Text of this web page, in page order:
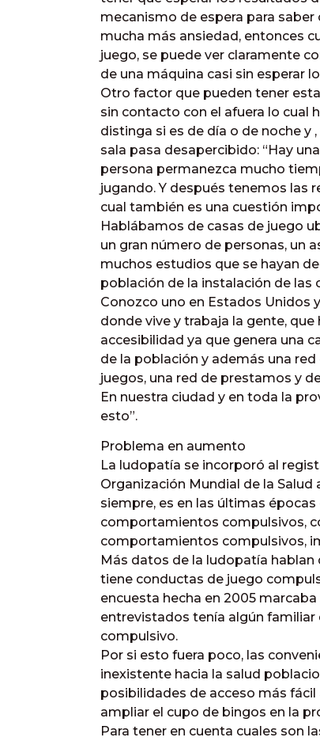
mecanismo de espera para
mucha más ansiedad, entonces
juego, se puede ver claramente
de una máquina casi sin esperar
Otro factor que pueden tener
sin contacto con el afuera lo cual
distinga si es de día o de noche y
sala pasa desapercibido: “Hay
persona permanezca mucho
jugando. Y después tenemos las
cual también es una cuestión
Hablábamos de casas de juego
un gran número de personas, un
muchos estudios que se hayan
población de la instalación de las
Conozco uno en Estados Unidos
donde vive y trabaja la gente,
accesibilidad ya que genera una
de la población y además una
juegos, una red de prestamos y
En nuestra ciudad y en toda la
esto”.
Problema en aumento
La ludopatía se incorporó al
Organización Mundial de la Salud
siempre, es en las últimas
comportamientos compulsivos,
comportamientos compulsivos,
Más datos de la ludopatía hablan
tiene conductas de juego
encuesta hecha en 2005
entrevistados tenía algún
compulsivo.
Por si esto fuera poco, las
inexistente hacia la salud
posibilidades de acceso más
ampliar el cupo de bingos en la
Para tener en cuenta cuales son